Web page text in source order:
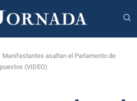
Manifestantes asaltan el Parlamento de
(VIDEO)